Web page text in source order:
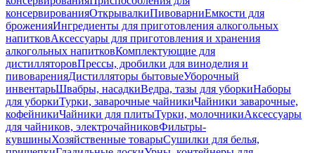
консервированияОткрывалкиПивоварниЕмкости для
броженияИнгредиенты для приготовления алкогольных
напитковАксессуары для приготовления и хранения
алкогольных напитковКомплектующие для
дистилляторовПрессы, дробилки для виноделия и
пивоваренияДистилляторы бытовыеУборочный
инвентарьШвабры, насадкиВедра, тазы для уборкиНаборы
для уборкиТурки, заварочные чайникиЧайники заварочные,
кофейникиЧайники для плитыТурки, молочникиАксессуары
для чайников, электрочайниковФильтры-
кувшиныХозяйственные товарыСушилки для белья,